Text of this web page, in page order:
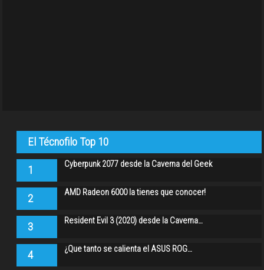
El Técnofilo Top 10
1 Cyberpunk 2077 desde la Caverna del Geek
2 AMD Radeon 6000 la tienes que conocer!
3 Resident Evil 3 (2020) desde la Caverna…
4 ¿Que tanto se calienta el ASUS ROG…